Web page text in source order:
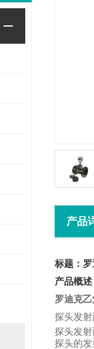
产品
标题：
产品概述
罗迪克
探头发
探头发
探头的